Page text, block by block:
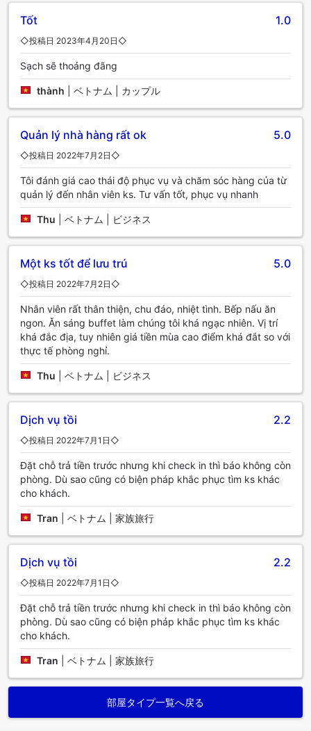
Tốt 1.0
◇投稿日 2023年4月20日◇
Sạch sẽ thoáng đãng
thành ベトナム | カップル
Quản lý nhà hàng rất ok 5.0
◇投稿日 2022年7月2日◇
Tôi đánh giá cao thái độ phục vụ và chăm sóc hàng của từ
quản lý đến nhân viên ks. Tư vấn tốt, phục vụ nhanh
Thu ベトナム | ビジネス
Một ks tốt để lưu trú 5.0
◇投稿日 2022年7月2日◇
Nhân viên rất thân thiện, chu đáo, nhiệt tình. Bếp nấu ăn
ngon. Ăn sáng buffet làm chúng tôi khá ngạc nhiên. Vị trí
khá đắc địa, tuy nhiên giá tiền mùa cao điểm khá đắt so với
thực tế phòng nghỉ.
Thu ベトナム | ビジネス
Dịch vụ tồi 2.2
◇投稿日 2022年7月1日◇
Đặt chỗ trả tiền trước nhưng khi check in thì báo không còn
phòng. Dù sao cũng có biện pháp khắc phục tìm ks khác
cho khách.
Tran ベトナム | 家族旅行
Dịch vụ tồi 2.2
◇投稿日 2022年7月1日◇
Đặt chỗ trả tiền trước nhưng khi check in thì báo không còn
phòng. Dù sao cũng có biện pháp khắc phục tìm ks khác
cho khách.
Tran ベトナム | 家族旅行
部屋タイプ一覧へ戻る